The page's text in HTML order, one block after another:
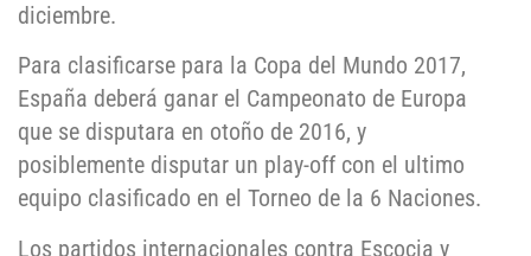
diciembre.
Para clasificarse para la Copa del Mundo 2017,
España deberá ganar el Campeonato de Europa
que se disputara en otoño de 2016, y
posiblemente disputar un play-off con el ultimo
equipo clasificado en el Torneo de la 6 Naciones.
Los partidos internacionales contra Escocia y